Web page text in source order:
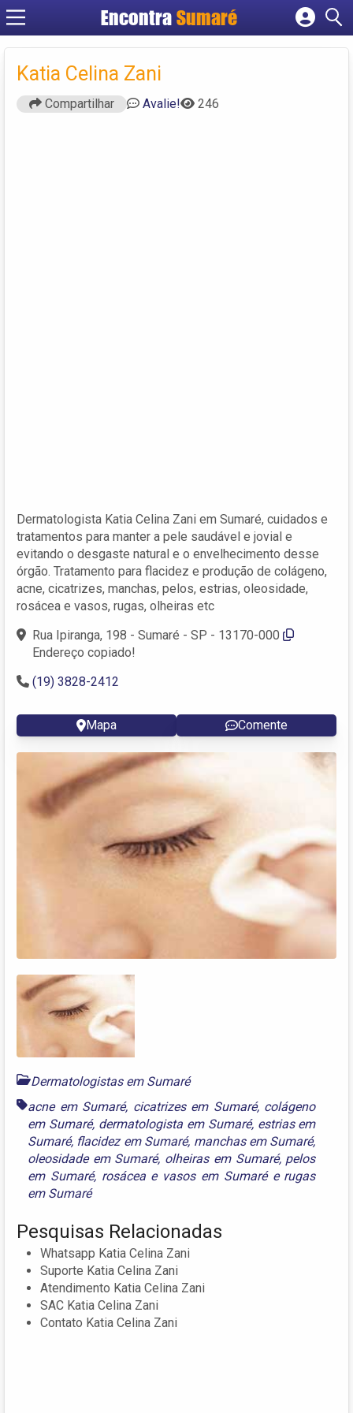
Encontra Sumaré
Cadastrar empresa
Katia Celina Zani
Compartilhar Avalie! 246
Dermatologista Katia Celina Zani em Sumaré, cuidados e
tratamentos para manter a pele saudável e jovial e
evitando o desgaste natural e o envelhecimento desse
órgão. Tratamento para flacidez e produção de colágeno,
acne, cicatrizes, manchas, pelos, estrias, oleosidade,
rosácea e vasos, rugas, olheiras etc
Rua Ipiranga, 198 - Sumaré - SP - 13170-000
Endereço copiado!
(19) 3828-2412
Mapa Comente
Dermatologistas em Sumaré
acne em Sumaré, cicatrizes em Sumaré, colágeno
em Sumaré, dermatologista em Sumaré, estrias em
Sumaré, flacidez em Sumaré, manchas em Sumaré,
oleosidade em Sumaré, olheiras em Sumaré, pelos
em Sumaré, rosácea e vasos em Sumarée rugas
em Sumaré
Pesquisas Relacionadas
Whatsapp Katia Celina Zani
Suporte Katia Celina Zani
Atendimento Katia Celina Zani
SAC Katia Celina Zani
Contato Katia Celina Zani